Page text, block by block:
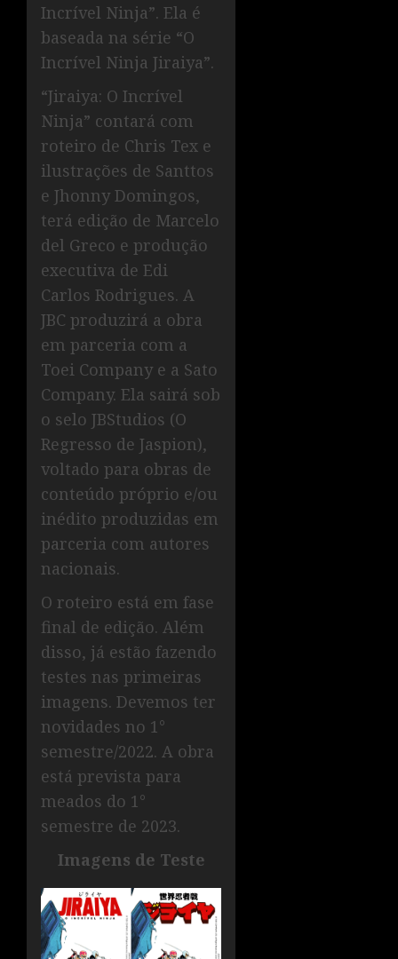
Incrível Ninja”. Ela é
baseada na série “O
Incrível Ninja Jiraiya”.
“Jiraiya: O Incrível
Ninja” contará com
roteiro de Chris Tex e
ilustrações de Santtos
e Jhonny Domingos,
terá edição de Marcelo
del Greco e produção
executiva de Edi
Carlos Rodrigues. A
JBC produzirá a obra
em parceria com a
Toei Company e a Sato
Company. Ela sairá sob
o selo JBStudios (O
Regresso de Jaspion),
voltado para obras de
conteúdo próprio e/ou
inédito produzidas em
parceria com autores
nacionais.
O roteiro está em fase
final de edição. Além
disso, já estão fazendo
testes nas primeiras
imagens. Devemos ter
novidades no 1°
semestre/2022. A obra
está prevista para
meados do 1°
semestre de 2023.
Imagens de Teste